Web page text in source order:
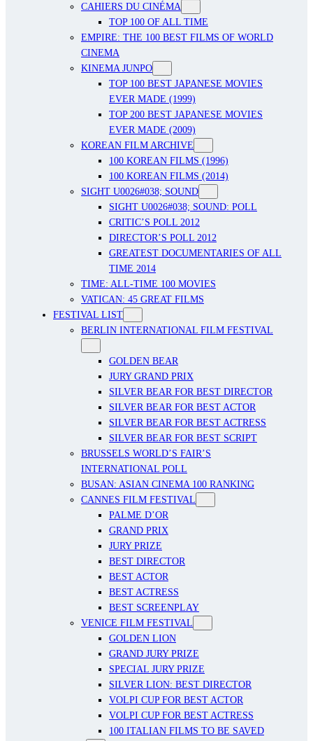
CAHIERS DU CINÉMA
TOP 100 OF ALL TIME
EMPIRE: THE 100 BEST FILMS OF WORLD
CINEMA
KINEMA JUNPO
TOP 100 BEST JAPANESE MOVIES
EVER MADE (1999)
TOP 200 BEST JAPANESE MOVIES
EVER MADE (2009)
KOREAN FILM ARCHIVE
100 KOREAN FILMS (1996)
100 KOREAN FILMS (2014)
SIGHT U0026#038; SOUND
SIGHT U0026#038; SOUND: POLL
CRITIC’S POLL 2012
DIRECTOR’S POLL 2012
GREATEST DOCUMENTARIES OF ALL
TIME 2014
TIME: ALL-TIME 100 MOVIES
VATICAN: 45 GREAT FILMS
FESTIVAL LIST
BERLIN INTERNATIONAL FILM FESTIVAL
GOLDEN BEAR
JURY GRAND PRIX
SILVER BEAR FOR BEST DIRECTOR
SILVER BEAR FOR BEST ACTOR
SILVER BEAR FOR BEST ACTRESS
SILVER BEAR FOR BEST SCRIPT
BRUSSELS WORLD’S FAIR’S
INTERNATIONAL POLL
BUSAN: ASIAN CINEMA 100 RANKING
CANNES FILM FESTIVAL
PALME D’OR
GRAND PRIX
JURY PRIZE
BEST DIRECTOR
BEST ACTOR
BEST ACTRESS
BEST SCREENPLAY
VENICE FILM FESTIVAL
GOLDEN LION
GRAND JURY PRIZE
SPECIAL JURY PRIZE
SILVER LION: BEST DIRECTOR
VOLPI CUP FOR BEST ACTOR
VOLPI CUP FOR BEST ACTRESS
100 ITALIAN FILMS TO BE SAVED